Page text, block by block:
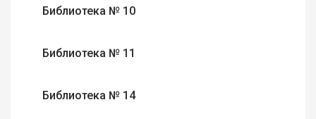
Библиотека № 10
Библиотека № 11
Библиотека № 14